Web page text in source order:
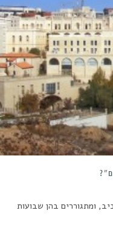
ומתגוררים בהן שבועות